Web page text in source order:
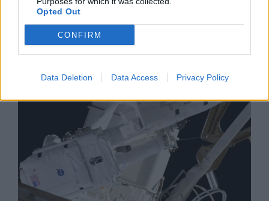
Opted Out
CONFIRM
Data Deletion Data Access Privacy Policy
Изкуствен интелект за първи път
създаде нови жизнеспособни вируси
07.08.2026 / 15:30